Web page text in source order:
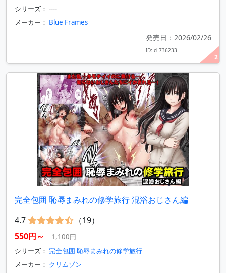
2
シリーズ： ----
メーカー： Blue Frames
発売日：2026/02/26
ID: d_736233
完全包囲 恥辱まみれの修学旅行 混浴おじさん編
4.7
（19）
550円～
1,100円
シリーズ： 完全包囲 恥辱まみれの修学旅行
メーカー： クリムゾン